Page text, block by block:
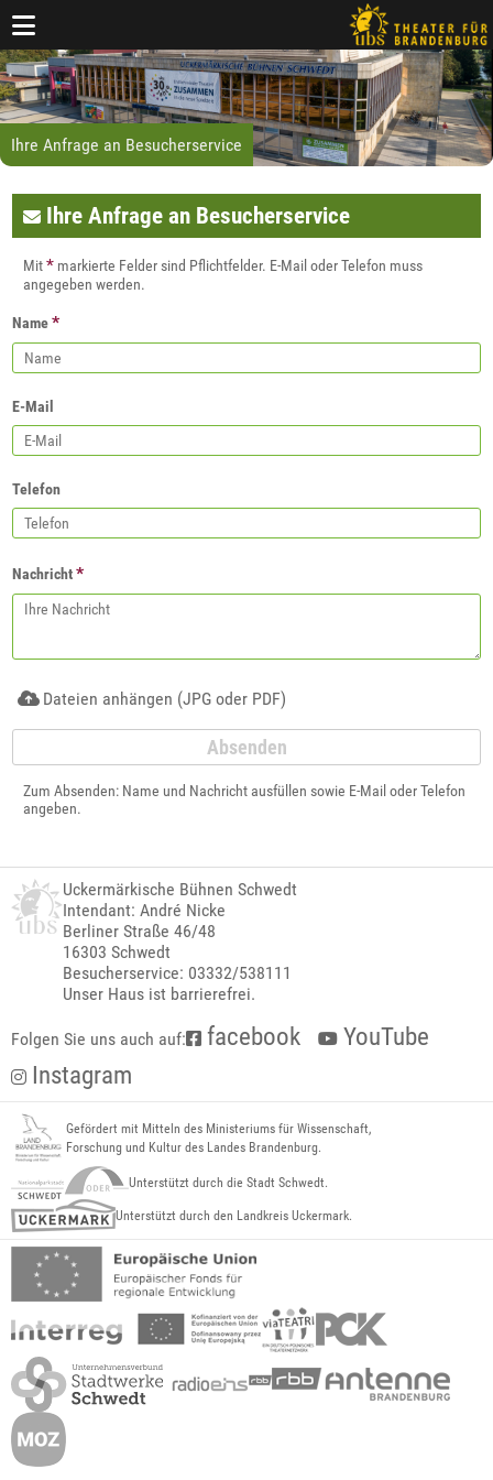
Ihre Anfrage an Besucherservice
Ihre Anfrage an Besucherservice
Mit* markierte Felder sind Pflichtfelder. E-Mail oder Telefon muss
angegeben werden.
Name*
E-Mail
Telefon
Nachricht*
Dateien anhängen (JPG oder PDF)
Zum Absenden: Name und Nachricht ausfüllen sowie E-Mail oder Telefon
angeben.
Uckermärkische Bühnen Schwedt
Intendant: André Nicke
Berliner Straße 46/48
16303 Schwedt
Besucherservice: 03332/538111
Unser Haus ist barrierefrei.
Folgen Sie uns auch auf: facebook
YouTube
Instagram
Gefördert mit Mitteln des Ministeriums für Wissenschaft,
Forschung und Kultur des Landes Brandenburg.
Unterstützt durch die Stadt Schwedt.
Unterstützt durch den Landkreis Uckermark.